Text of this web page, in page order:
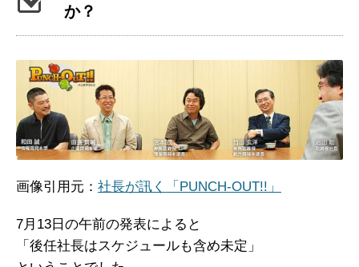
か？
画像引用元： 社長が訊く「PUNCH-OUT!!」
7月13日の午前の発表によると
「後任社長はスケジュールも含め未定」